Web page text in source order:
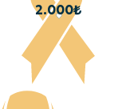
2.000₺